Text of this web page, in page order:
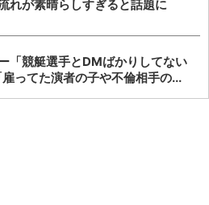
れが素晴らしすぎると話題に
「競艇選手とDMばかりしてない
ってた演者の子や不倫相手の...